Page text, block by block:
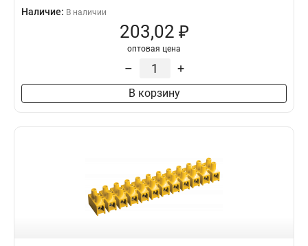
Наличие: В наличии
203,02 ₽
оптовая цена
– +
В корзину